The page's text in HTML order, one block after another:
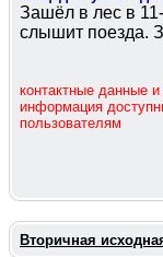
Зашёл в лес в
слышит поезда.
контактные данные
информация
пользователям
Вторичная